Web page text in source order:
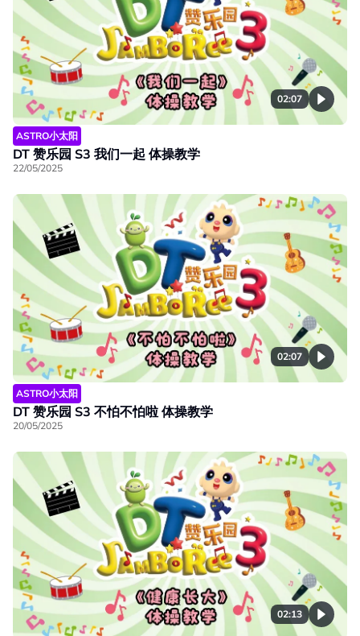
02:07
ASTRO小太阳
DT 赞乐园 S3 我们一起 体操教学
22/05/2025
02:07
ASTRO小太阳
DT 赞乐园 S3 不怕不怕啦 体操教学
20/05/2025
02:13